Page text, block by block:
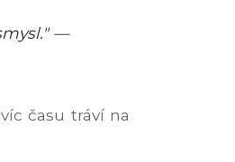
—
času tráví na